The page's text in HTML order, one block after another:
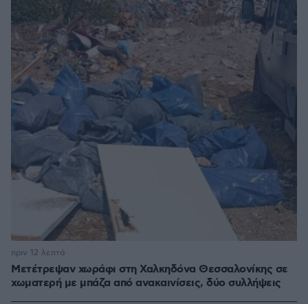
Μετέτρεψαν χωράφι στη Χαλκηδόνα Θεσσαλονίκης σε
χωματερή με μπάζα από ανακαινίσεις, δύο συλλήψεις
πριν 12 λεπτά